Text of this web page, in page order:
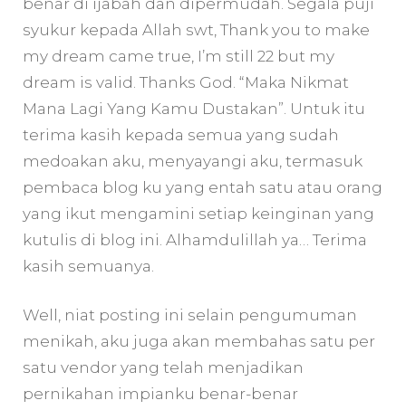
syukur kepada Allah swt, Thank you to make
my dream came true, I’m still 22 but my
dream is valid. Thanks God. “Maka Nikmat
Mana Lagi Yang Kamu Dustakan”. Untuk itu
terima kasih kepada semua yang sudah
medoakan aku, menyayangi aku, termasuk
pembaca blog ku yang entah satu atau orang
yang ikut mengamini setiap keinginan yang
kutulis di blog ini. Alhamdulillah ya… Terima
kasih semuanya.
Well, niat posting ini selain pengumuman
menikah, aku juga akan membahas satu per
satu vendor yang telah menjadikan
pernikahan impianku benar-benar